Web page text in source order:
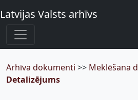
Latvijas Valsts arhīvs
Arhīva dokumenti >> Meklēšana
Detalizējums